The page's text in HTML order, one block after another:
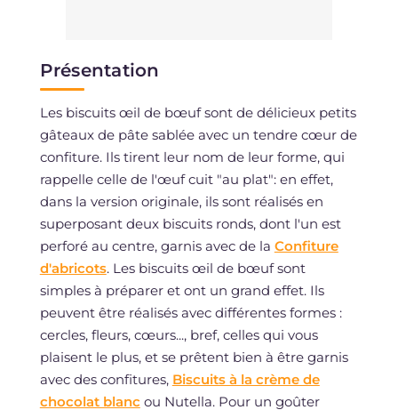
Présentation
Les biscuits œil de bœuf sont de délicieux petits
gâteaux de pâte sablée avec un tendre cœur de
confiture. Ils tirent leur nom de leur forme, qui
rappelle celle de l'œuf cuit "au plat": en effet,
dans la version originale, ils sont réalisés en
superposant deux biscuits ronds, dont l'un est
perforé au centre, garnis avec de la Confiture
d'abricots. Les biscuits œil de bœuf sont
simples à préparer et ont un grand effet. Ils
peuvent être réalisés avec différentes formes :
cercles, fleurs, cœurs..., bref, celles qui vous
plaisent le plus, et se prêtent bien à être garnis
avec des confitures, Biscuits à la crème de
chocolat blanc ou Nutella. Pour un goûter